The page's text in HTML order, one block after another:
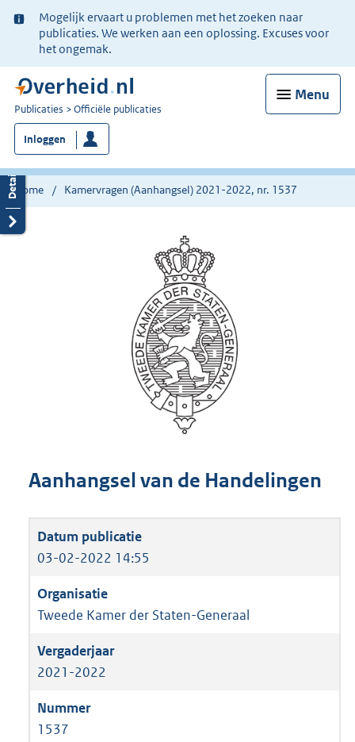
Ter
informatie:
Mogelijk ervaart u problemen met het zoeken naar
publicaties. We werken aan een oplossing. Excuses voor
het ongemak.
Menu
U
bent
nu
hier:
Publicaties Officiële publicaties
Inloggen
Home Kamervragen (Aanhangsel) 2021-2022, nr. 1537
Aanhangsel van de Handelingen
03-02-2022 14:55
Tweede Kamer der Staten-Generaal
2021-2022
1537